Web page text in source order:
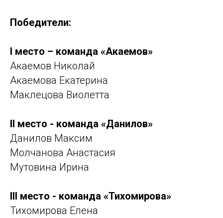
Победители:
I место – команда «Акаемов»
Акаемов Николай
Акаемова Екатерина
Маклецова Виолетта
II место - команда «Данилов»
Данилов Максим
Молчанова Анастасия
Мутовина Ирина
III место - команда «Тихомирова»
Тихомирова Елена